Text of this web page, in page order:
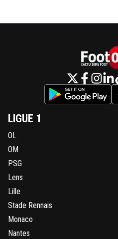
LIGUE 1
OL
OM
PSG
Lens
Lille
Stade Rennais
Monaco
Nantes